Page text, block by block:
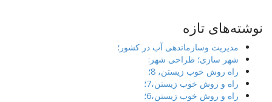
نوشته‌های تازه
مدیریت وسازماندهی آب در کشور؛
شهر سازی؛ طراحی شهر:
راه روش خوب زیستن، 8؛
راه و روش خوب زیستن،7؛
راه و روش خوب زیستن،6؛